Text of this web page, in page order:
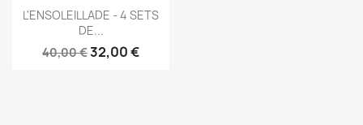
Aperçu rapide
L'ENSOLEILLADE - 4 SETS
DE...
40,00 €32,00 €